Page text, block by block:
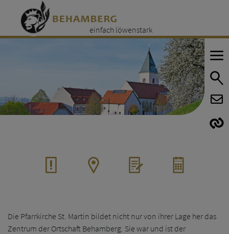
einfach löwenstark
Die Pfarrkirche St. Martin bildet nicht nur von ihrer Lage her das
Zentrum der Ortschaft Behamberg. Sie war und ist der